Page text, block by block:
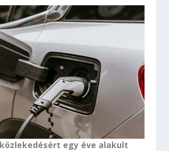
egy éve alakult